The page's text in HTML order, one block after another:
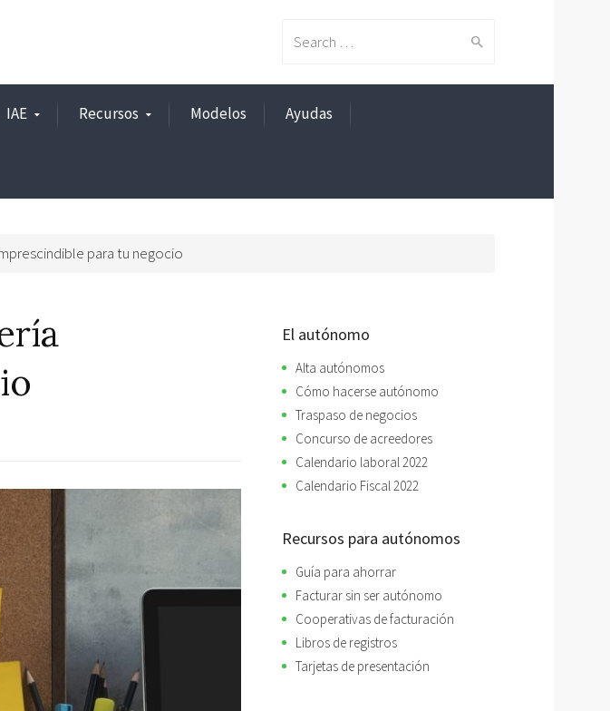
for:
IAE Recursos Modelos Ayudas
para tu negocio
El autónomo
Alta autónomos
Cómo hacerse autónomo
Traspaso de negocios
Concurso de acreedores
Calendario laboral 2022
Calendario Fiscal 2022
Recursos para autónomos
Guía para ahorrar
Facturar sin ser autónomo
Cooperativas de facturación
Libros de registros
Tarjetas de presentación